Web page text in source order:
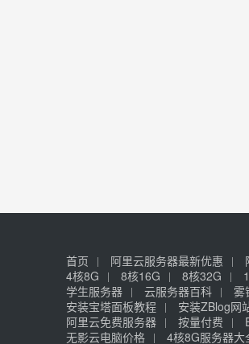
首页 阿里云服务器最新优惠
4核8G
8核16G 8核32G
学生服务器
云服务器百科 雾
安装宝塔面板教程
安装ZBlog网
阿里云免费服务器
按量付费
无影云电脑价格
4核8G服务器大